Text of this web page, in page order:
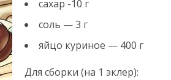
сахар -10 г
соль — 3 г
яйцо куриное — 400 г
Для сборки (на 1 эклер):